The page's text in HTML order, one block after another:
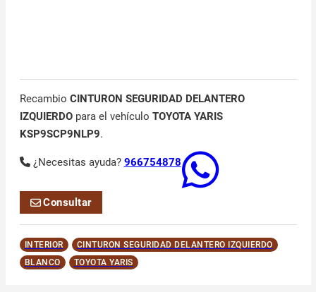
Recambio CINTURON SEGURIDAD DELANTERO
IZQUIERDOpara el vehículo TOYOTA YARIS
KSP9SCP9NLP9.
¿Necesitas ayuda? 966754878
Consultar
INTERIOR
CINTURON SEGURIDAD DELANTERO IZQUIERDO
BLANCO
TOYOTA YARIS